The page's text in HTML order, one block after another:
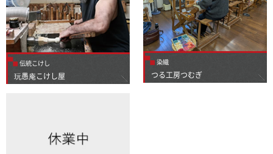
伝統こけし
玩愚庵こけし屋
染織
つる工房つむぎ